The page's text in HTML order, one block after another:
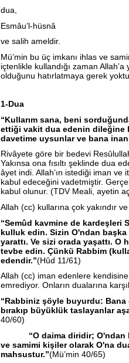
dua,
Esmâu’l-hüsnâ
ve salih ameldir.
Mü’min bu üç imkanı ihlas ve
içtenlikle kullandığı zaman
olduğunu hatırlatmaya gerek
1-Dua
“Kullarım sana, beni
ettiği vakit dua edenin dileğine
davetime uysunlar ve bana
Rivâyete göre bir bedevi
Yakınsa ona fısıltı şeklinde dua
âyet indi. Allah’ın istediği iman ve
kabul edeceğini vadetmiştir.
kabul olunur. (TDV Meali, ayetin
Allah (cc) kullarına çok yakındır
“Semûd kavmine de kardeşleri
kulluk edin. Sizin O'ndan başka
yarattı. Ve sizi orada yaşattı.
tevbe edin. Çünkü Rabbim
edendir.”(Hûd 11/61)
Allah (cc) iman edenlere
emrediyor. Onların dualarına
“Rabbiniz şöyle buyurdu:
bırakıp büyüklük taslayanlar
40/60)
“O daima diridir; O'ndan
ve samimi kişiler olarak O'na
mahsustur.”(Mü’min 40/65)